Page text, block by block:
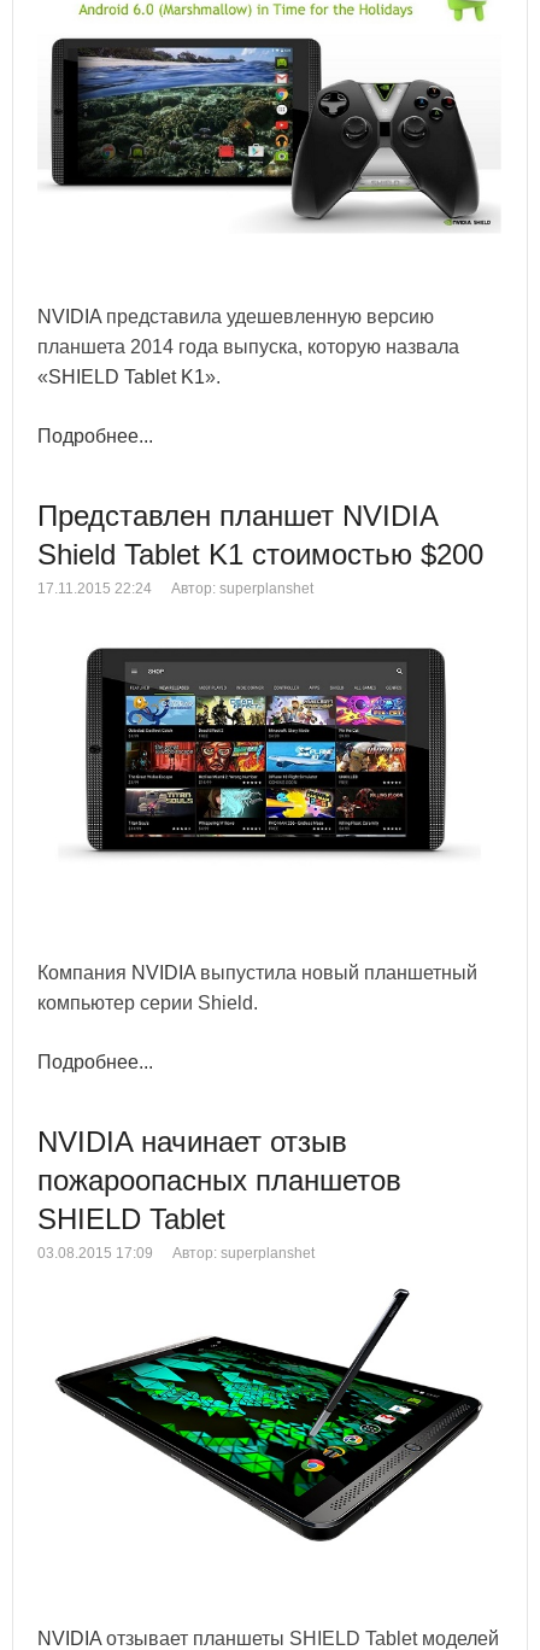
NVIDIA представила удешевленную версию
планшета 2014 года выпуска, которую назвала
«SHIELD Tablet K1».
Подробнее...
Представлен планшет NVIDIA
Shield Tablet K1 стоимостью $200
17.11.2015 22:24 Автор: superplanshet
Компания NVIDIA выпустила новый планшетный
компьютер серии Shield.
Подробнее...
NVIDIA начинает отзыв
пожароопасных планшетов
SHIELD Tablet
03.08.2015 17:09 Автор: superplanshet
NVIDIA отзывает планшеты SHIELD Tablet моделей